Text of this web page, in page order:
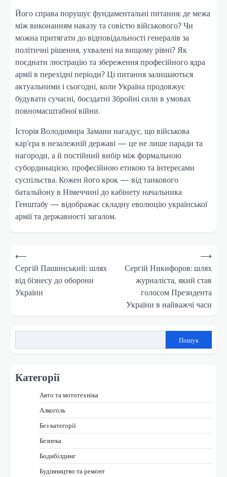
Його справа порушує фундаментальні питання: де межа
між виконанням наказу та совістю військового? Чи
можна притягати до відповідальності генералів за
політичні рішення, ухвалені на вищому рівні? Як
поєднати люстрацію та збереження професійного ядра
армії в перехідні періоди? Ці питання залишаються
актуальними і сьогодні, коли Україна продовжує
будувати сучасні, боєздатні Збройні сили в умовах
повномасштабної війни.
Історія Володимира Замани нагадує, що військова
кар’єра в незалежній державі — це не лише паради та
нагороди, а й постійний вибір між формальною
субординацією, професійною етикою та інтересами
суспільства. Кожен його крок — від танкового
батальйону в Німеччині до кабінету начальника
Генштабу — відображає складну еволюцію української
армії та державності загалом.
Навігація
записів
⟵
Сергій Пашинський: шлях
від бізнесу до оборони
України
Сергій Никифоров: шлях
журналіста, який став
голосом Президента
України в найважчі часи
⟶
Пошук
Категорії
Авто та мототехніка
Алкоголь
Без категорії
Безпека
Бодибілдинг
Будівництво та ремонт